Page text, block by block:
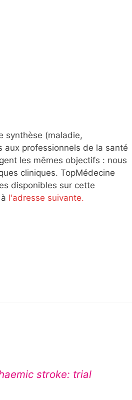
synthèse (maladie,
professionnels de la santé
les mêmes objectifs : nous
cliniques. TopMédecine
disponibles sur cette
l'adresse suivante.
stroke: trial